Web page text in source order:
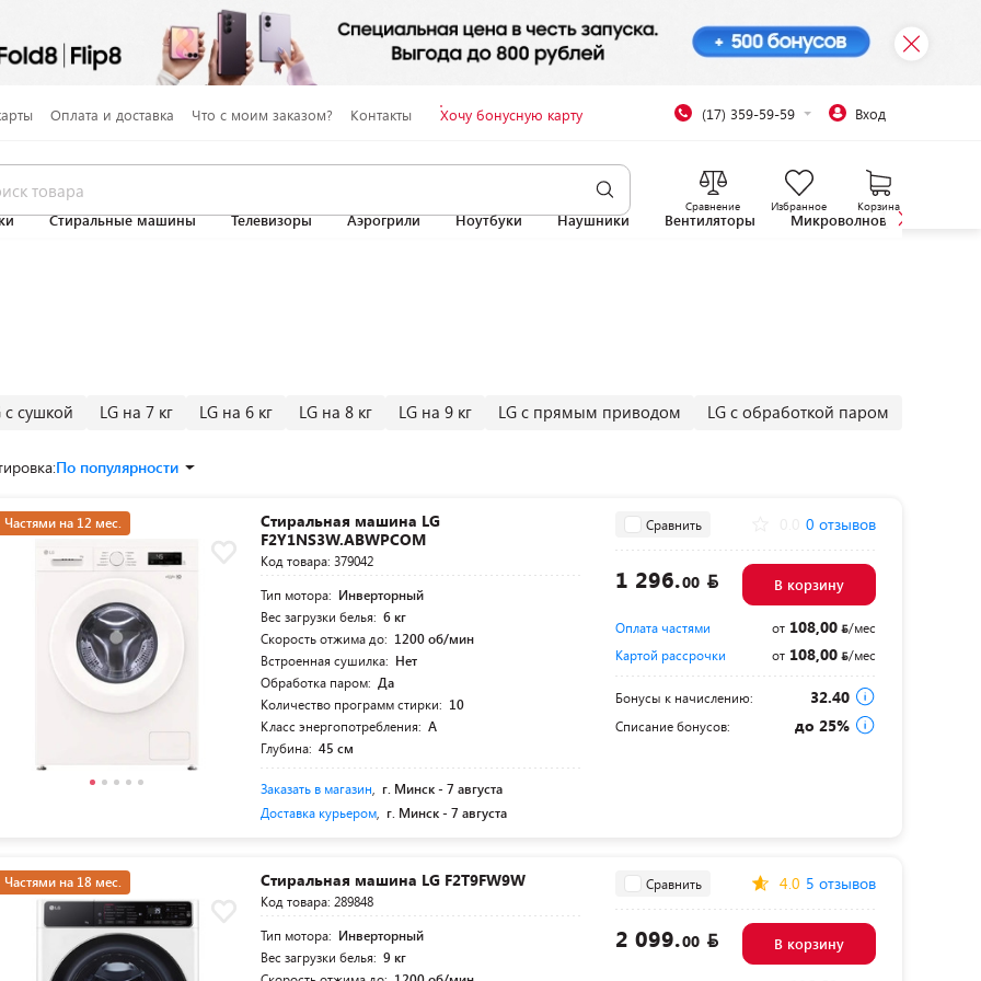
Оплата и доставка Что с моим заказом? Контакты Хочу бонусную карту (17) 359-59-59 Вход
Сравнение Избранное Корзина
Стиральные машины Телевизоры Аэрогрили Ноутбуки Наушники Вентиляторы Микроволновые печи
с сушкой LG на 7 кг LG на 6 кг LG на 8 кг LG на 9 кг LG с прямым приводом LG с обработкой паром
По популярности
Частями на 12 мес.
Стиральная машина LG
F2Y1NS3W.ABWPCOM
Код товара: 379042
Тип мотора: Инверторный
Вес загрузки белья: 6 кг
Скорость отжима до: 1200 об/мин
Встроенная сушилка: Нет
Обработка паром: Да
Количество программ стирки: 10
Класс энергопотребления: A
Глубина: 45 см
Заказать в магазин г. Минск -7 августа
Доставка курьером г. Минск -7 августа
Сравнить 0 отзывов
1 296.00 В корзину
Оплата частями от108,00
/мес
Картой рассрочки
от108,00 /мес
Бонусы к начислению: 32.40
Списание бонусов: до 25%
Частями на 18 мес. Стиральная машина LG F2T9FW9W
Код товара: 289848
Тип мотора: Инверторный
Вес загрузки белья: 9 кг
Сравнить 4.0 5 отзывов
2 099.00 В корзину